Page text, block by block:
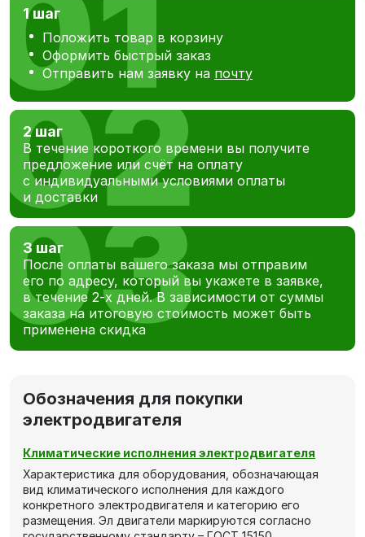
1 шаг
Положить товар в корзину
Оформить быстрый заказ
Отправить нам заявку на почту
2 шаг
В течение короткого времени вы получите
предложение или счёт на оплату
с индивидуальными условиями оплаты
и доставки
3 шаг
После оплаты вашего заказа мы отправим
его по адресу, который вы укажете в заявке,
в течение 2-х дней. В зависимости от суммы
заказа на итоговую стоимость может быть
применена скидка
Обозначения для покупки
электродвигателя
Климатические исполнения электродвигателя
Характеристика для оборудования, обозначающая
вид климатического исполнения для каждого
конкретного электродвигателя и категорию его
размещения. Эл двигатели маркируются согласно